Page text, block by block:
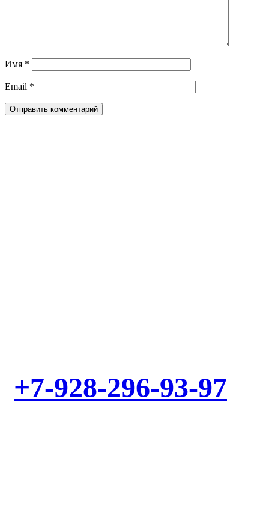
Имя *
Email *
+7-928-296-93-97